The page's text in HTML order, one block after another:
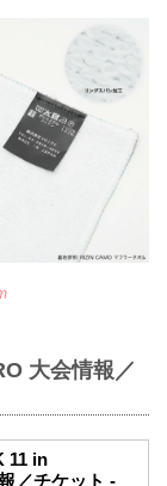
大会情報／
11 in
／チケット -